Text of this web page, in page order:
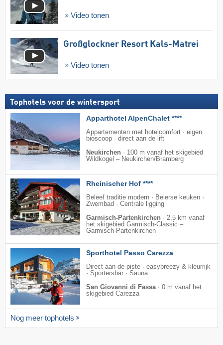
Video tonen
Großglockner Resort Kals-Matrei
Video tonen
Tophotels voor de wintersport
Apparthotel AlpenChalet ****
Appartementen met hotelcomfort · eigen
bioscoop · direct aan de lift
Neukirchen · 100 m vanaf het skigebied
Wildkogel – Neukirchen/​Bramberg
Rheinischer Hof ****
Beleef traditie modern · Beierse keuken ·
Zwembad · Centrale ligging
Garmisch-Partenkirchen · 2,5 km vanaf
het skigebied Garmisch-Classic –
Garmisch-Partenkirchen
Sporthotel Passo Carezza
Direct aan de piste · easybreezy & kleurrijk
· Sportersbar · Sauna
San Giovanni di Fassa · 0 m vanaf het
skigebied Carezza
Nog meer tophotels